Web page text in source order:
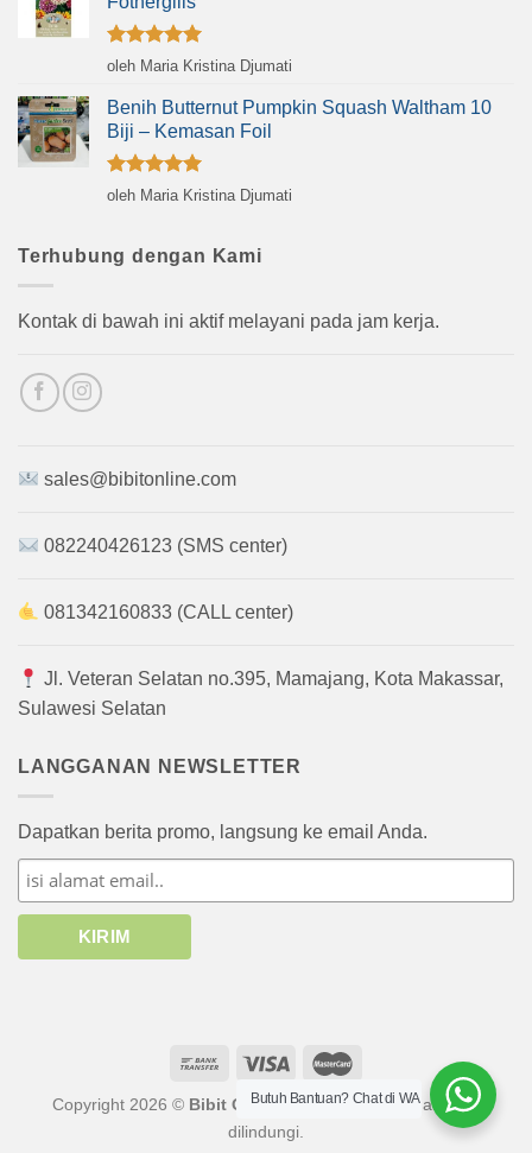
Dinilai5
oleh Maria Kristina Djumati
Benih Butternut Pumpkin Squash Waltham 10
Biji – Kemasan Foil
Dinilai5
oleh Maria Kristina Djumati
Terhubung dengan Kami
Kontak di bawah ini aktif melayani pada jam kerja.
sales@bibitonline.com
082240426123 (SMS center)
081342160833 (CALL center)
Jl. Veteran Selatan no.395, Mamajang, Kota Makassar,
Sulawesi Selatan
LANGGANAN NEWSLETTER
Dapatkan berita promo, langsung ke email Anda.
Copyright 2026 © Bibit Onlineatau afiliasinya. Hak cipta
dilindungi.
Butuh Bantuan? Chat di WA